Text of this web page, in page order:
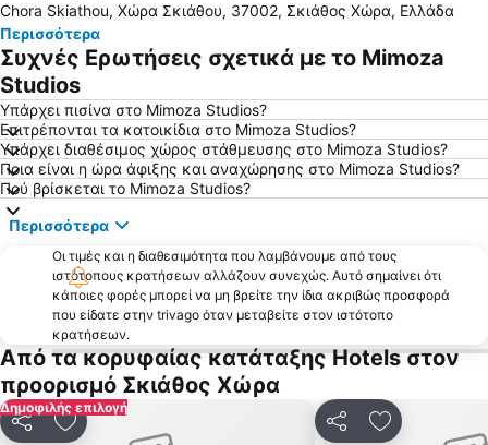
Μικρό
Skiathos Town
Ήλια
Καλά Νερά
Αλόννησος
Άγιος Ιωάννης
Κανατάδικα
Παραδοσιακός οικισμός Αγίας Κυριακής
Το Σπίτι του Παπαδιαμάντη
Χορευτό
Αχλάδι - Φραγκάκη
Μυλοπόταμος
Πήλιο Χιονοδρομικό Κέντρο
Ιερά Μονή Οσίου Δαυίδ
Αγριά
Ταύρος Ωρεών
Νέο Κλίμα
Λουτράκι
Ιερό Αρτέμιδας Προσηώας
Κυμάσι
Κοχύλι
Δημοτικό Στάδιο Βόλου
Κάτω Λεχώνια
Kρύα Βρύση
Παραλία Ρουσούμ Γιαλός
Chora Skiathou, Χώρα Σκιάθου, 37002, Σκιάθος Χώρα, Ελλάδα
Περισσότερα
Συχνές Ερωτήσεις σχετικά με το Mimoza
Studios
Υπάρχει πισίνα στο Mimoza Studios?
Επιτρέπονται τα κατοικίδια στο Mimoza Studios?
Υπάρχει διαθέσιμος χώρος στάθμευσης στο Mimoza Studios?
Ποια είναι η ώρα άφιξης και αναχώρησης στο Mimoza Studios?
Πού βρίσκεται το Mimoza Studios?
Περισσότερα
Οι τιμές και η διαθεσιμότητα που λαμβάνουμε από τους
ιστότοπους κρατήσεων αλλάζουν συνεχώς. Αυτό σημαίνει ότι
κάποιες φορές μπορεί να μη βρείτε την ίδια ακριβώς προσφορά
που είδατε στην trivago όταν μεταβείτε στον ιστότοπο
κρατήσεων.
Από τα κορυφαίας κατάταξης Hotels στον
προορισμό Σκιάθος Χώρα
Δημοφιλής επιλογή
ΚοινοποίησηΠροσθήκη στα αγαπημένα ΚοινοποίησηΠροσθήκη